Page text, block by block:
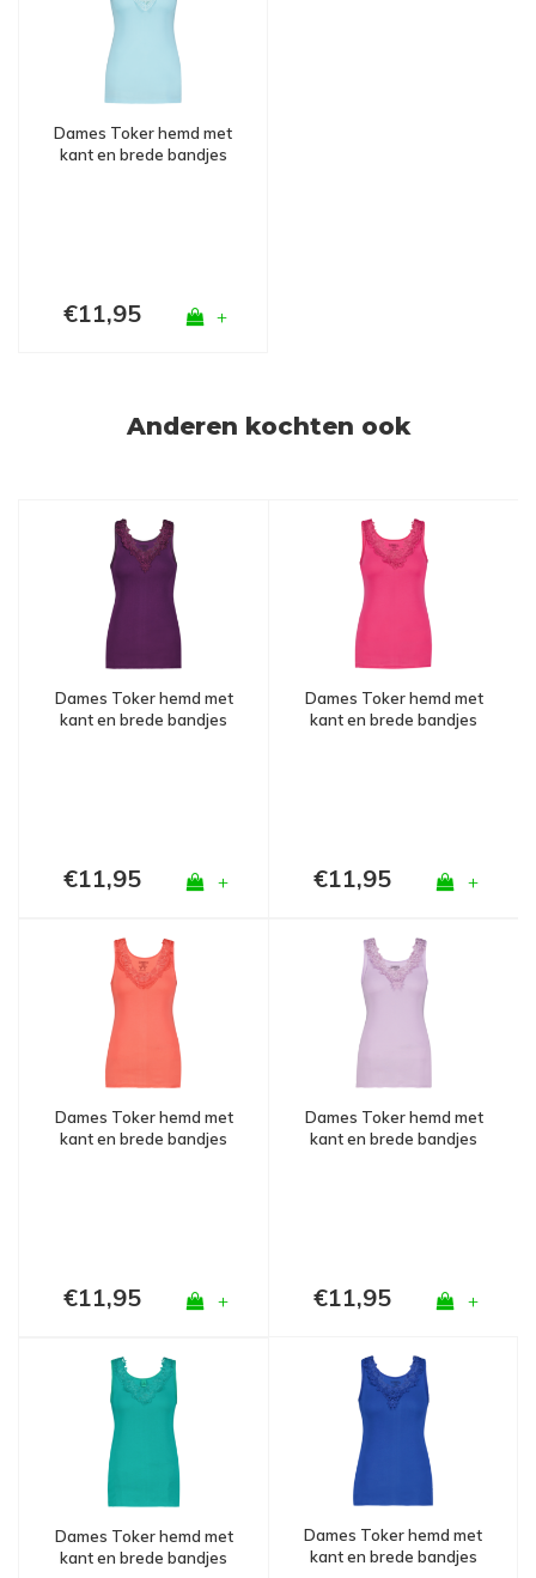
Dames Toker hemd met
kant en brede bandjes
€11,95 +
Anderen kochten ook
Dames Toker hemd met
kant en brede bandjes
€11,95 +
Dames Toker hemd met
kant en brede bandjes
€11,95 +
Dames Toker hemd met
kant en brede bandjes
€11,95 +
Dames Toker hemd met
kant en brede bandjes
€11,95 +
Dames Toker hemd met
kant en brede bandjes
Dames Toker hemd met
kant en brede bandjes